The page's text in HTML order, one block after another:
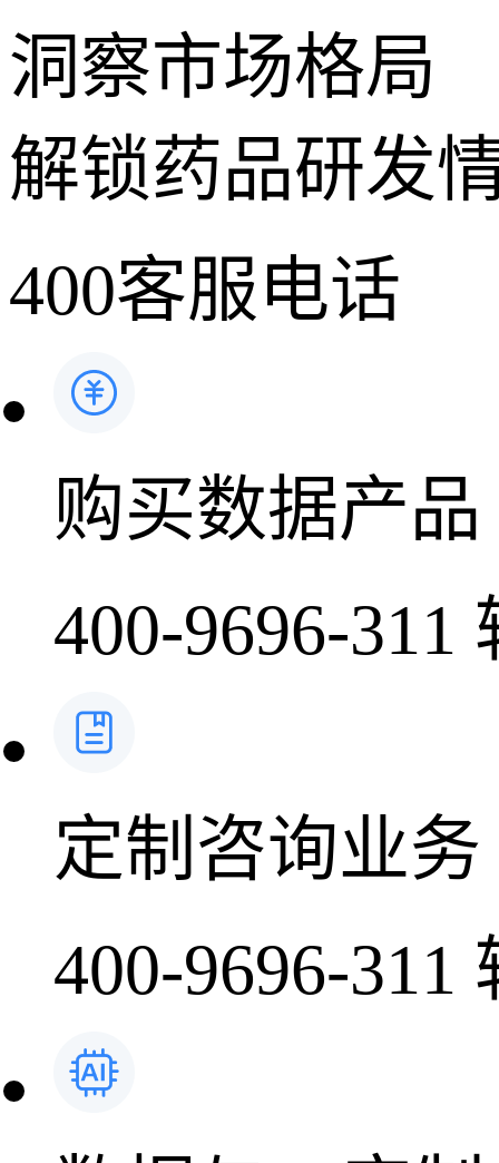
洞察市场格局
解锁药品研发
400客服电话
购买数据产品
400-9696-311
定制咨询业务
400-9696-311